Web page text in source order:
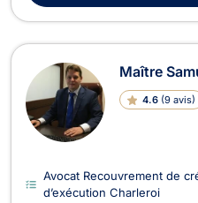
Maître
4.6 (9 avis)
Avocat Recouvrement de
d’exécution Charleroi